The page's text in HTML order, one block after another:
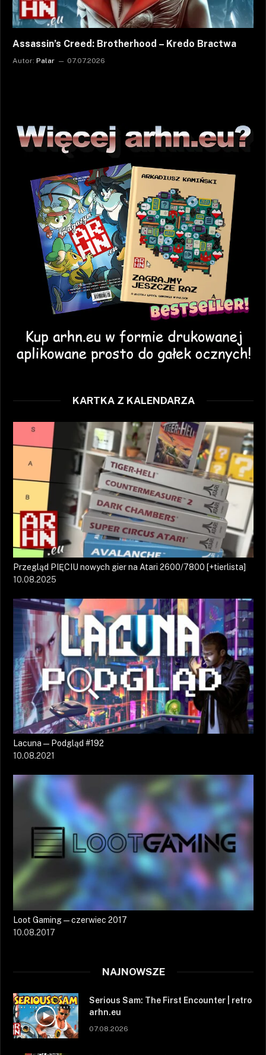
Assassin’s Creed: Brotherhood – Kredo Bractwa
Autor: Palar 07.07.2026
KARTKA Z KALENDARZA
Przegląd PIĘCIU nowych gier na Atari 2600/7800 [+tierlista]
10.08.2025
Lacuna — Podgląd #192
10.08.2021
Loot Gaming — czerwiec 2017
10.08.2017
NAJNOWSZE
Serious Sam: The First Encounter | retro
arhn.eu
07.08.2026